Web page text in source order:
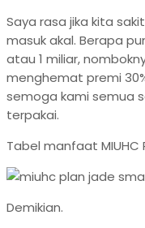
Saya rasa jika kita
masuk akal. Berapa
atau 1 miliar,
menghemat premi
semoga kami semua
terpakai.
Tabel manfaat
Demikian.